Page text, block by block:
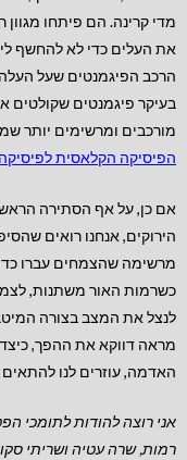
מדי קרינה. הם פיתחו
את העלים כדי לא להחשף
הרכב הפיגמנטים שעל
בעיקר פיגמנטים שקולטים
מורכבים ומרשימים יותר
הפיסיקה הקלאסית לפיסיקה
אם כן, על אף הסתירה
הירוקים, אנחנו רואים
מרשימה שהצמחים עברו
כשרמות האור משתנות,
לנצל את המצב בצורה
מראה דווקא את ההפך, כיצד
האדמה, עוזרים לנו להתאים
אני רוצה להודות לתומכי
רמות, שרה עטיה ושריתי